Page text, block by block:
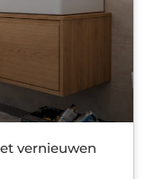
vernieuwen